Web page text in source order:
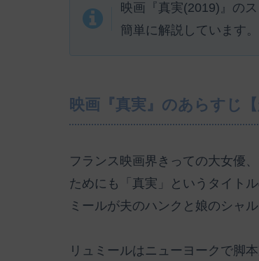
映画『真実(2019)』の
簡単に解説しています
映画『真実』のあらすじ【
フランス映画界きっての大女優
ためにも「真実」というタイト
ミールが夫のハンクと娘のシャ
リュミールはニューヨークで脚